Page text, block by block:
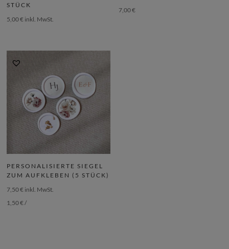
STÜCK
5,00€ inkl. MwSt.
7,00€
PERSONALISIERTE SIEGEL
ZUM AUFKLEBEN (5 STÜCK)
7,50€ inkl. MwSt.
1,50€/